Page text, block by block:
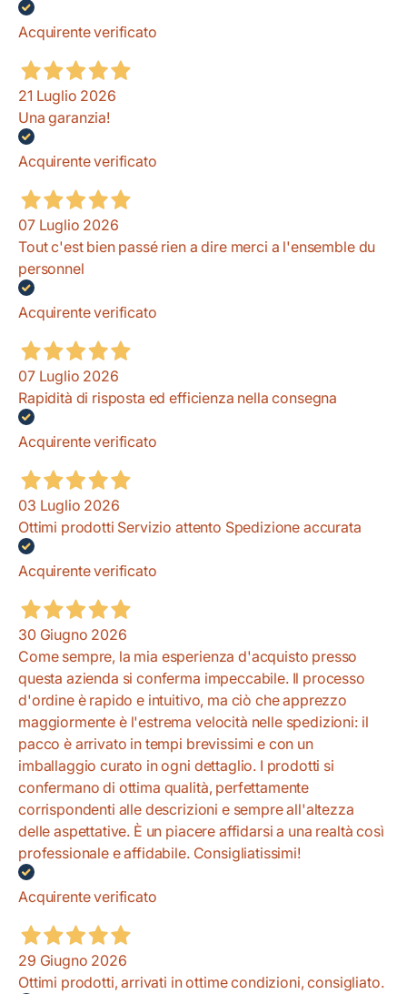
Acquirente verificato
21 Luglio 2026
Una garanzia!
Acquirente verificato
07 Luglio 2026
Tout c'est bien passé rien a dire merci a l'ensemble du
personnel
Acquirente verificato
07 Luglio 2026
Rapidità di risposta ed efficienza nella consegna
Acquirente verificato
03 Luglio 2026
Ottimi prodotti Servizio attento Spedizione accurata
Acquirente verificato
30 Giugno 2026
Come sempre, la mia esperienza d'acquisto presso
questa azienda si conferma impeccabile. Il processo
d'ordine è rapido e intuitivo, ma ciò che apprezzo
maggiormente è l'estrema velocità nelle spedizioni: il
pacco è arrivato in tempi brevissimi e con un
imballaggio curato in ogni dettaglio. I prodotti si
confermano di ottima qualità, perfettamente
corrispondenti alle descrizioni e sempre all'altezza
delle aspettative. È un piacere affidarsi a una realtà così
professionale e affidabile. Consigliatissimi!
Acquirente verificato
29 Giugno 2026
Ottimi prodotti, arrivati in ottime condizioni, consigliato.